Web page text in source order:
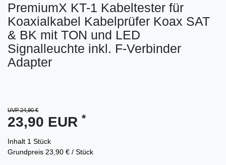
PremiumX KT-1 Kabeltester für
Koaxialkabel Kabelprüfer Koax SAT
& BK mit TON und LED
Signalleuchte inkl. F-Verbinder
Adapter
UVP 24,90 €
23,90 EUR *
Inhalt 1 Stück
Grundpreis 23,90 € / Stück